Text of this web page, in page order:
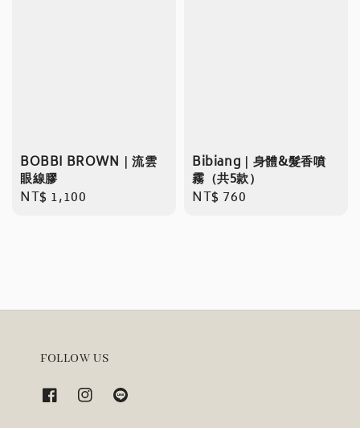
BOBBI BROWN｜流雲
眼線膠
Regular
NT$ 1,100
Bibiang｜身體&髮香噴
霧（共5款）
Regular
NT$ 760
FOLLOW US